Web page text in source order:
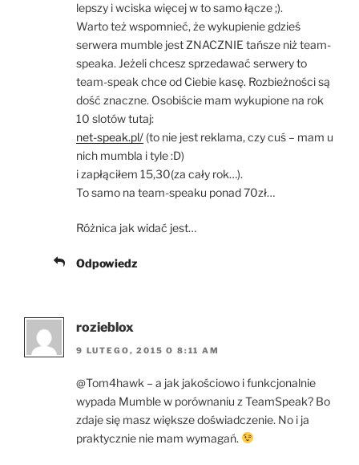
lepszy i wciska więcej w to samo łącze ;).
Warto też wspomnieć, że wykupienie gdzieś
serwera mumble jest ZNACZNIE tańsze niż team-
speaka. Jeżeli chcesz sprzedawać serwery to
team-speak chce od Ciebie kasę. Rozbieżności są
dość znaczne. Osobiście mam wykupione na rok
10 slotów tutaj:
net-speak.pl/ (to nie jest reklama, czy cuś – mam u
nich mumbla i tyle :D)
i zapłąciłem 15,30(za cały rok…).
To samo na team-speaku ponad 70zł…
Różnica jak widać jest…
Odpowiedz
rozieblox
9 LUTEGO, 2015 O 8:11 AM
@Tom4hawk – a jak jakościowo i funkcjonalnie
wypada Mumble w porównaniu z TeamSpeak? Bo
zdaje się masz większe doświadczenie. No i ja
praktycznie nie mam wymagań.